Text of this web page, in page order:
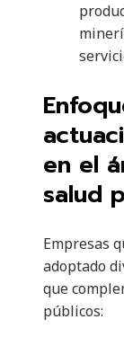
en el
salud
Empresas
adoptado
que
públicos: